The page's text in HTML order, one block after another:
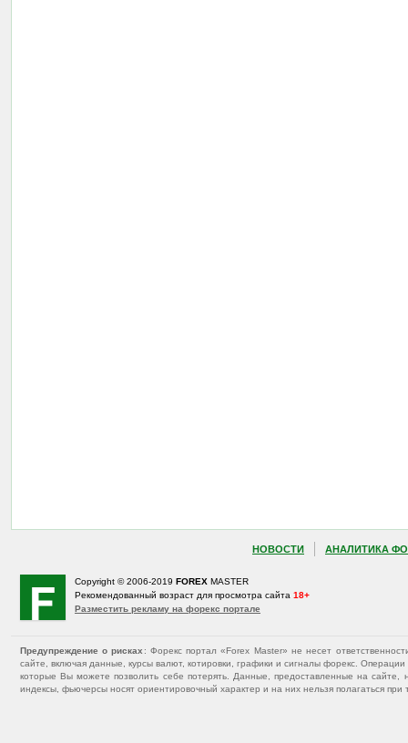
НОВОСТИ АНАЛИТИКА
Copyright © 2006-2019 FOREX MASTER
Рекомендованный возраст для просмотра сайта 18+
Разместить рекламу на форекс портале
Предупреждение о рисках : Форекс портал «Forex Master» не несет
сайте, включая данные, курсы валют, котировки, графики и сигналы форекс.
которые Вы можете позволить себе потерять. Данные, предоставленные на
индексы, фьючерсы носят ориентировочный характер и на них нельзя полагаться при